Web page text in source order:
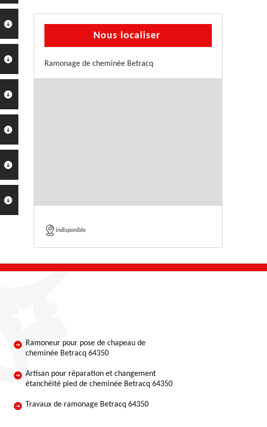
Nous localiser
Ramonage de cheminée Betracq
indisponible
Ramoneur pour pose de chapeau de
cheminée Betracq 64350
Artisan pour réparation et changement
étanchéité pied de cheminée Betracq 64350
Travaux de ramonage Betracq 64350